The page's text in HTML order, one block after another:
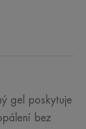
gel poskytuje
bez